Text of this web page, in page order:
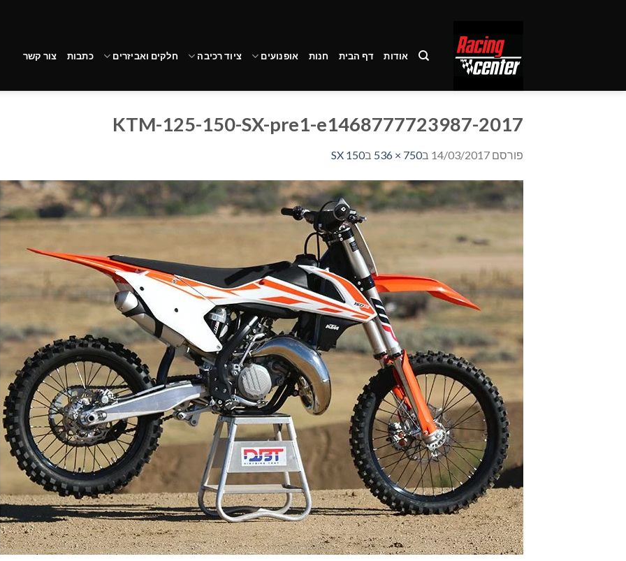
אודות דף הבית חנות אופנועים ציוד רכיבה חלקים ואביזרים כתבות צור קשר
2017-KTM-125-150-SX-pre1-e1468777723987
פורסם 14/03/2017 ב750 × 536 בSX 150